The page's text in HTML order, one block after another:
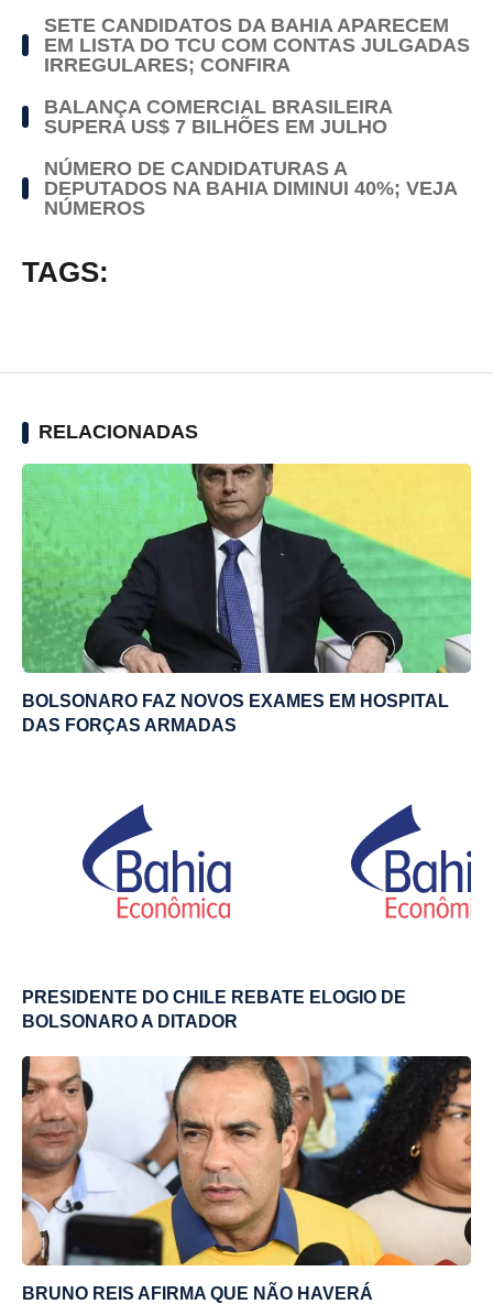
SETE CANDIDATOS DA BAHIA APARECEM
EM LISTA DO TCU COM CONTAS JULGADAS
IRREGULARES; CONFIRA
BALANÇA COMERCIAL BRASILEIRA
SUPERA US$ 7 BILHÕES EM JULHO
NÚMERO DE CANDIDATURAS A
DEPUTADOS NA BAHIA DIMINUI 40%; VEJA
NÚMEROS
TAGS:
RELACIONADAS
BOLSONARO FAZ NOVOS EXAMES EM HOSPITAL
DAS FORÇAS ARMADAS
PRESIDENTE DO CHILE REBATE ELOGIO DE
BOLSONARO A DITADOR
BRUNO REIS AFIRMA QUE NÃO HAVERÁ